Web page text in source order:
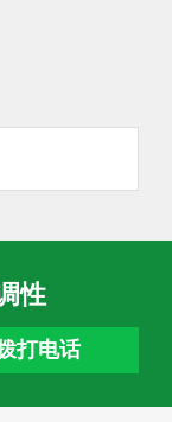
性
打电话